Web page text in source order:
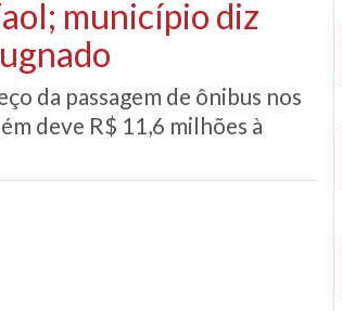
município diz
da passagem de ônibus nos
deve R$ 11,6 milhões à